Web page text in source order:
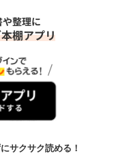
サクサク読める！